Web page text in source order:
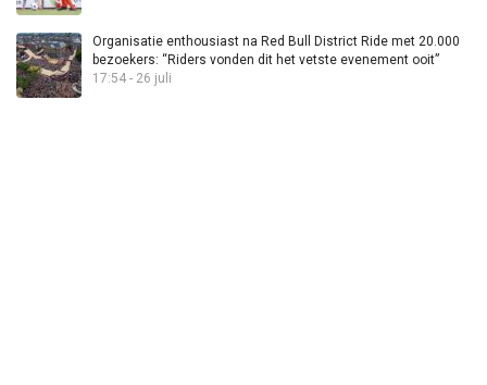
Organisatie enthousiast na Red Bull District Ride met 20.000
bezoekers: “Riders vonden dit het vetste evenement ooit”
17:54 - 26 juli